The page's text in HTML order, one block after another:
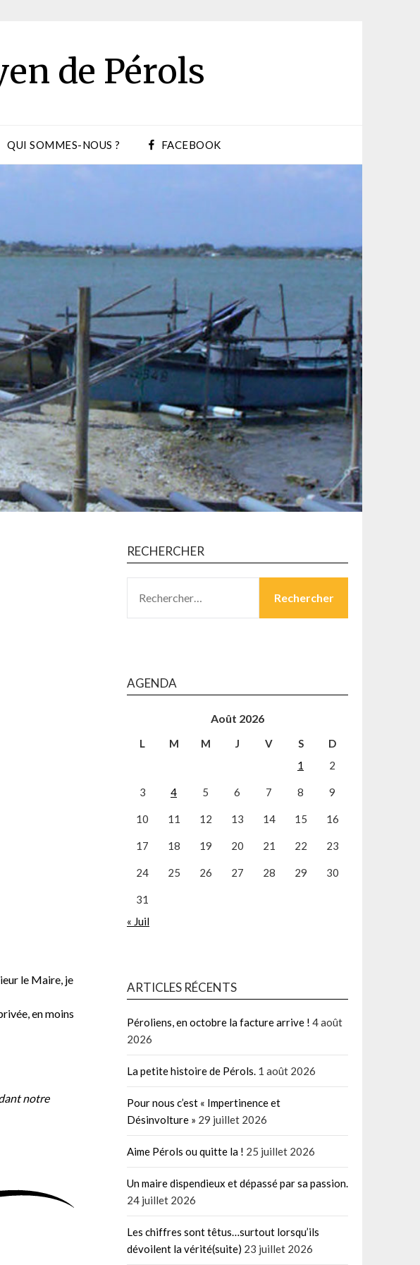
de Pérols
QUI SOMMES-NOUS ? FACEBOOK
le Maire, je
en moins
notre
RECHERCHER
AGENDA
Août 2026
L M M J V S
D
1
2
3 4 5 6 7 8 9
10 11 12 13 14 15 16
17 18 19 20 21 22 23
24 25 26 27 28 29 30
31
« Juil
ARTICLES RÉCENTS
Péroliens, en octobre la facture arrive ! 4 août
2026
La petite histoire de Pérols. 1 août 2026
Pour nous c’est « Impertinence et
Désinvolture » 29 juillet 2026
Aime Pérols ou quitte la ! 25 juillet 2026
Un maire dispendieux et dépassé par sa passion.
24 juillet 2026
Les chiffres sont têtus…surtout lorsqu’ils
dévoilent la vérité(suite) 23 juillet 2026